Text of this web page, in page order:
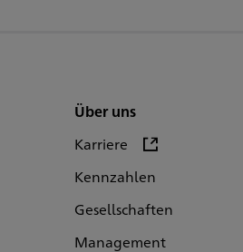
Über uns
Karriere
Kennzahlen
Gesellschaften
Management